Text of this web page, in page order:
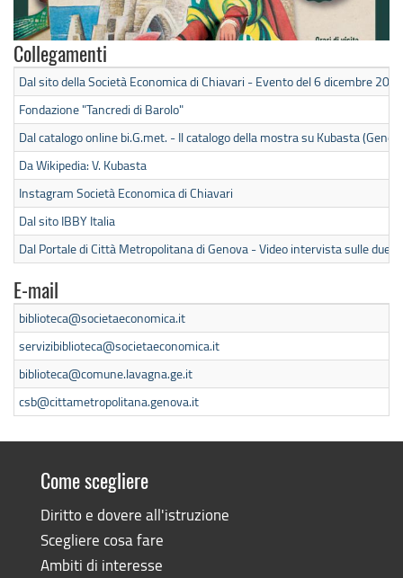
Collegamenti
Dal sito della Società Economica di Chiavari - Evento del 6 dicembre 2025
Fondazione "Tancredi di Barolo"
Dal catalogo online bi.G.met. - Il catalogo della mostra su Kubasta
Da Wikipedia: V. Kubasta
Instagram Società Economica di Chiavari
Dal sito IBBY Italia
Dal Portale di Città Metropolitana di Genova - Video intervista sulle due
E-mail
biblioteca@societaeconomica.it
servizibiblioteca@societaeconomica.it
biblioteca@comune.lavagna.ge.it
csb@cittametropolitana.genova.it
Come scegliere
Diritto e dovere all'istruzione
Scegliere cosa fare
Ambiti di interesse